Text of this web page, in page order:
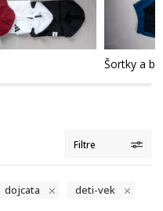
Šortky a
Filtre
dojcata deti-vek